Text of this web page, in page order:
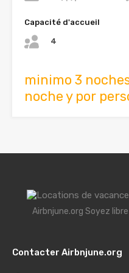
Capacité d'accueil
4
minimo 3
noche y por
Airbnjune.org Soyez
Contacter Airbnjune.org